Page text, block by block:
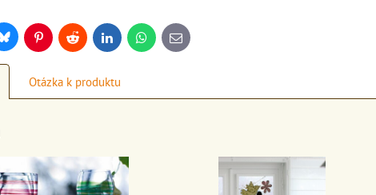
BlueskyPinterestReddit LinkedInWhatsApp
E-
mail
Otázka k produktu